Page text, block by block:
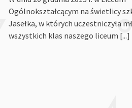
Ogólnokształcącym na świetlicy
Jasełka, w których uczestniczyła
wszystkich klas naszego liceum [...]